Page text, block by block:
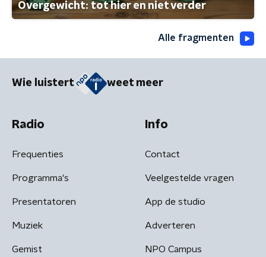
Overgewicht: tot hier en niet verder
Alle fragmenten
Wie luistert weet meer
Radio
Frequenties
Programma's
Presentatoren
Muziek
Gemist
Info
Contact
Veelgestelde vragen
App de studio
Adverteren
NPO Campus